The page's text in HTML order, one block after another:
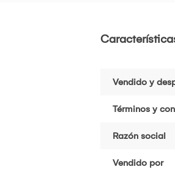
Vendido y
Términos y
Razón social
Vendido por